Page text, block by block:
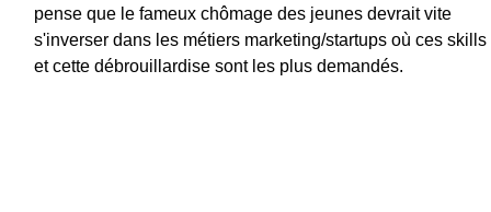
pense que le fameux chômage des jeunes devrait vite
s'inverser dans les métiers marketing/startups où ces skills
et cette débrouillardise sont les plus demandés.